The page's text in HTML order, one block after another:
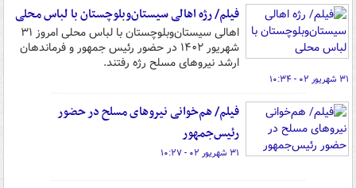
فیلم/ رژه اهالی سیستان‌وبلوچستان با لباس محلی
اهالی سیستان‌وبلوچستان با لباس محلی امروز ۳۱
شهریور ۱۴۰۲ در حضور رئیس جمهور و فرماندهان
ارشد نیروهای مسلح رژه رفتند.
۳۱ شهریور ۰۲ - ۱۰:۳۴
فیلم/ هم‌خوانی نیروهای مسلح در حضور
رئیس‌جمهور
۳۱ شهریور ۰۲ - ۱۰:۲۷